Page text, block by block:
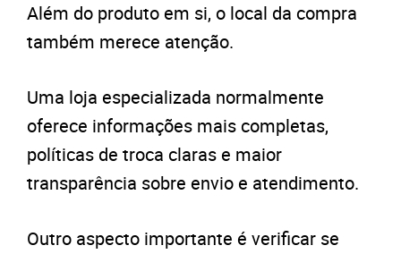
Além do produto em si, o local da compra
também merece atenção.
Uma loja especializada normalmente
oferece informações mais completas,
políticas de troca claras e maior
transparência sobre envio e atendimento.
Outro aspecto importante é verificar se